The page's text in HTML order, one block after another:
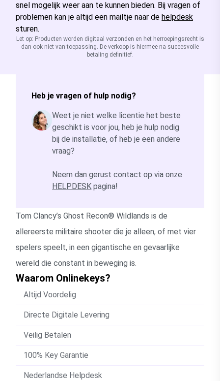
snel mogelijk weer aan te kunnen bieden. Bij vragen of
problemen kan je altijd een mailtje naar de helpdesk
sturen.
Let op: Producten worden digitaal verzonden en het herroepingsrecht is
dan ook niet van toepassing. De verkoop is hiermee na succesvolle
betaling definitief.
Heb je vragen of hulp nodig?
Weet je niet welke licentie het beste
geschikt is voor jou, heb je hulp nodig
bij de installatie, of heb je een andere
vraag?
Neem dan gerust contact op via onze
HELPDESK pagina!
Tom Clancy’s Ghost Recon® Wildlands is de
allereerste militaire shooter die je alleen, of met vier
spelers speelt, in een gigantische en gevaarlijke
wereld die constant in beweging is.
Waarom Onlinekeys?
Altijd Voordelig
Directe Digitale Levering
Veilig Betalen
100% Key Garantie
Nederlandse Helpdesk